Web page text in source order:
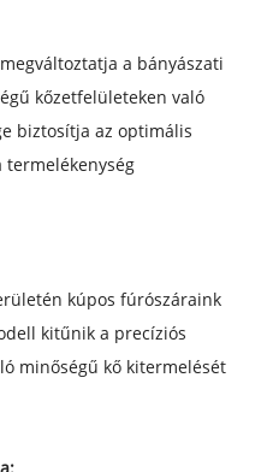
a bányászati
kőzetfelületeken való
biztosítja az optimális
kúpos fúrószáraink
kitűnik a precíziós
minőségű kő kitermelését